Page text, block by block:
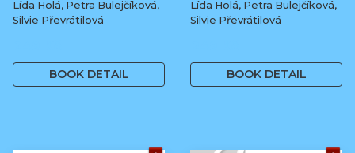
Lída Holá, Petra Bulejčíková,
Silvie Převrátilová
BOOK DETAIL
Lída Holá, Petra Bulejčíková,
Silvie Převrátilová
BOOK DETAIL